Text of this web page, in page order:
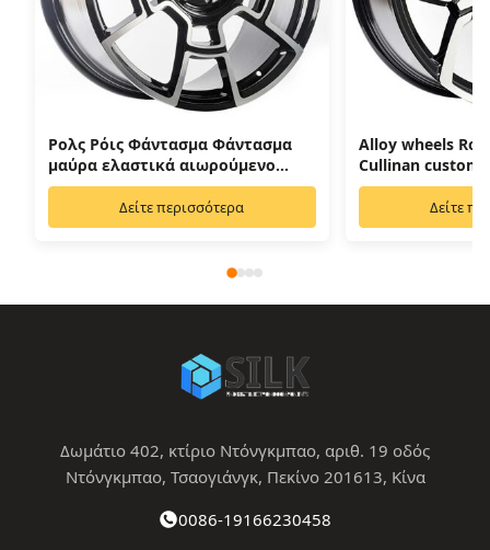
Ρολς Ρόις Φάντασμα Φάντασμα
μαύρα ελαστικά αιωρούμενο
καπέλο
Δείτε περισσότερα
Alloy wheels
Cullinan custom
Δείτε
Δωμάτιο 402, κτίριο Ντόνγκμπαο, αριθ. 19 οδός
Ντόνγκμπαο, Τσαογιάνγκ, Πεκίνο 201613, Κίνα
0086-19166230458